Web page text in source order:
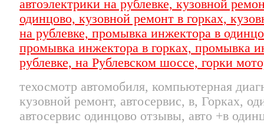
техосмотр автомобиля, компьютерная
кузовной ремонт, автосервис, в, Горках,
автосервис одинцово отзывы, авто +в